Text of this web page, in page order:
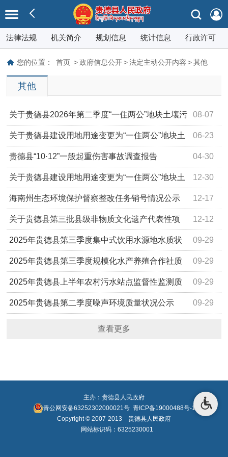
法律法规 机关简介 规划信息 统计信息 行政许可
您的位置： 首页 > 政府信息公开 > 法定主动公开内容 > 其他
其他
08-07
关于贵德县2026年第二季度“一住两公”地块土壤污
染状况简易调查结果的公示 06-23
关于贵德县建设用地用途变更为“一住两公”地块土
壤污染状况简易调查结果的公示 04-30
贵德县“10·12”一般起重伤害事故调查报告
12-30
关于贵德县建设用地用途变更为“一住两公”地块土
壤污染状况简易调查结果的公示 12-17
海南州生态环境保护督察整改任务销号情况公示
表 12-12
关于贵德县第三批县级非物质文化遗产代表性项
目入选名单的公示 09-29
2025年贵德县第三季度集中式饮用水源地水质状
况公示 09-29
2025年贵德县第三季度规模化水产养殖合作社质
量状况公示 09-29
2025年贵德县上半年农村污水站点监督性监测质
量状况公示 09-29
2025年贵德县第二季度噪声环境质量状况公示
查看更多
主办：贵德县人民政府
青公网安备63252302000021号 青ICP备19000488号-1
Copyright © 2007-2013 贵德县人民政府
网站标识码：6325230001